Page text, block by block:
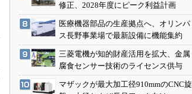
修正、2028年度にピーク利益計画
医療機器部品の生産拠点へ、オリンパ
ス長野事業場で最新設備に機能集約
三菱電機が知的財産活用を拡大、金属
腐食センサー技術のライセンス供与
マザックが最大加工径910mmのCNC旋